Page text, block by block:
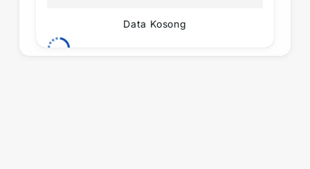
Data Kosong